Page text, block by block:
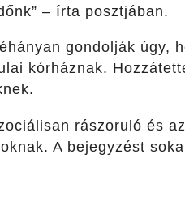
– írta posztjában.
gondolják úgy,
kórháznak.
rászoruló és
A bejegyzést